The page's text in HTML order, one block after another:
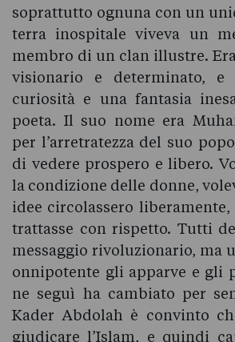
soprattutto ognuna con un
terra inospitale viveva un
membro di un clan illustre.
visionario e determinato,
curiosità e una fantasia
poeta. Il suo nome era
per l’arretratezza del suo
di vedere prospero e libero.
la condizione delle donne,
idee circolassero
trattasse con rispetto. Tutti
messaggio rivoluzionario, ma
onnipotente gli apparve e gli
ne seguì ha cambiato per
Kader Abdolah è convinto
giudicare l’Islam, e quindi